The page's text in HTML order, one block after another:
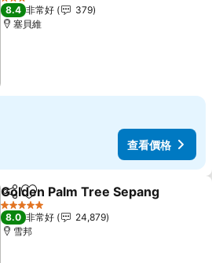
3 星級
8.4 非常好
379
塞貝維
查看價格
分享 加入我的最愛
Golden Palm Tree Sepang
5 星級
8.0 非常好
24,879
雪邦